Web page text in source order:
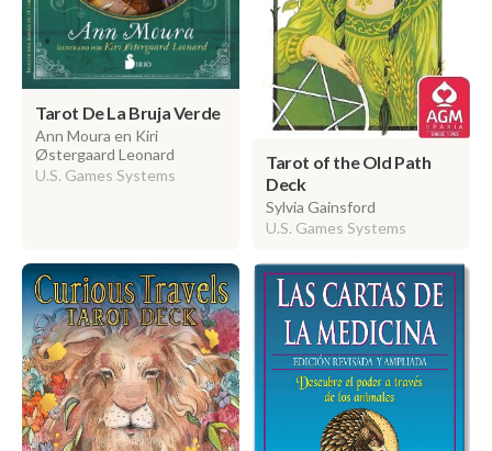
Tarot De La Bruja Verde
Ann Moura en Kiri
Østergaard Leonard
U.S. Games Systems
Tarot of the Old Path
Deck
Sylvia Gainsford
U.S. Games Systems